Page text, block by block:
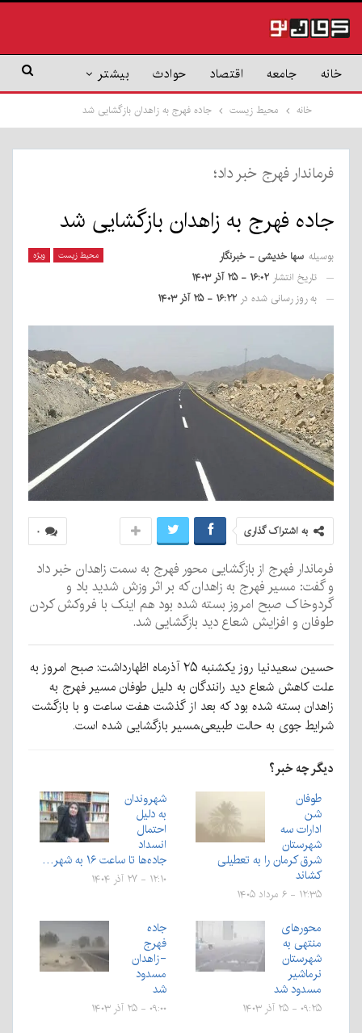
خانه جامعه اقتصاد حوادث بیشتر
خانه محیط زیست جاده فهرج به زاهدان بازگشایی شد
فرماندار فهرج خبر داد؛
جاده فهرج به زاهدان بازگشایی شد
محیط زیست ویژه بوسیله سها خدیشی - خبرنگار
تاریخ انتشار ۱۶:۰۲ - ۲۵ آذر ۱۴۰۳
به روز رسانی شده در ۱۶:۲۲ - ۲۵ آذر ۱۴۰۳
۰ به اشتراک گذاری
فرماندار فهرج از بازگشایی محور فهرج به سمت زاهدان خبر داد
و گفت: مسیر فهرج به زاهدان که بر اثر وزش شدید باد و
گردوخاک صبح امروز بسته شده بود هم اینک با فروکش کردن
طوفان و افزایش شعاع دید بازگشایی شد.
حسین سعیدنیا روز یکشنبه ۲۵ آذر‌ماه اظهارداشت: صبح امروز به
علت کاهش شعاع دید رانندگان به دلیل طوفان مسیر فهرج به
زاهدان بسته شده بود که بعد از گذشت هفت ساعت و با بازگشت
شرایط جوی به حالت طبیعی،مسیر بازگشایی شده است.
دیگر چه خبر؟
طوفان
شن
ادارات سه
شهرستان
شرق کرمان را به تعطیلی
کشاند
۱۲:۳۵ - ۶ مرداد ۱۴۰۵
شهروندان
به دلیل
احتمال
انسداد
جاده‌ها تا ساعت ۱۶ به شهر…
۱۲:۱۰ - ۲۷ آذر ۱۴۰۴
محورهای
منتهی به
شهرستان
نرماشیر
مسدود شد
۰۹:۲۵ - ۲۵ آذر ۱۴۰۳
جاده
فهرج
-زاهدان
مسدود
شد
۰۹:۰۰ - ۲۵ آذر ۱۴۰۳